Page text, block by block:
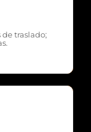
traslado;